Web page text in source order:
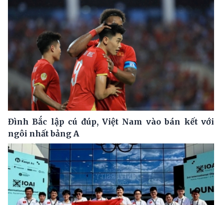
Đình Bắc lập cú đúp, Việt Nam vào bán kết với
ngôi nhất bảng A